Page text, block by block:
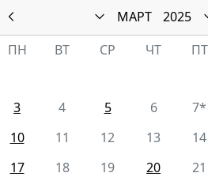
МАРТ
2025
ПН
ВТ СР ЧТ ПТ
3
4 5 6 7*
10
11 12 13 14
17
18 19 20 21